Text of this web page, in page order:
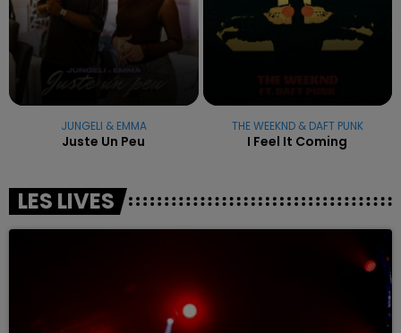
JUNGELI & EMMA
Juste Un Peu
THE WEEKND & DAFT PUNK
I Feel It Coming
LES LIVES